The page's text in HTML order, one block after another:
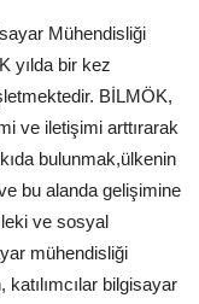
Mühendisliği
yılda bir kez
BİLMÖK,
ve iletişimi arttırarak
bulunmak,ülkenin
bu alanda gelişimine
ve sosyal
mühendisliği
katılımcılar bilgisayar